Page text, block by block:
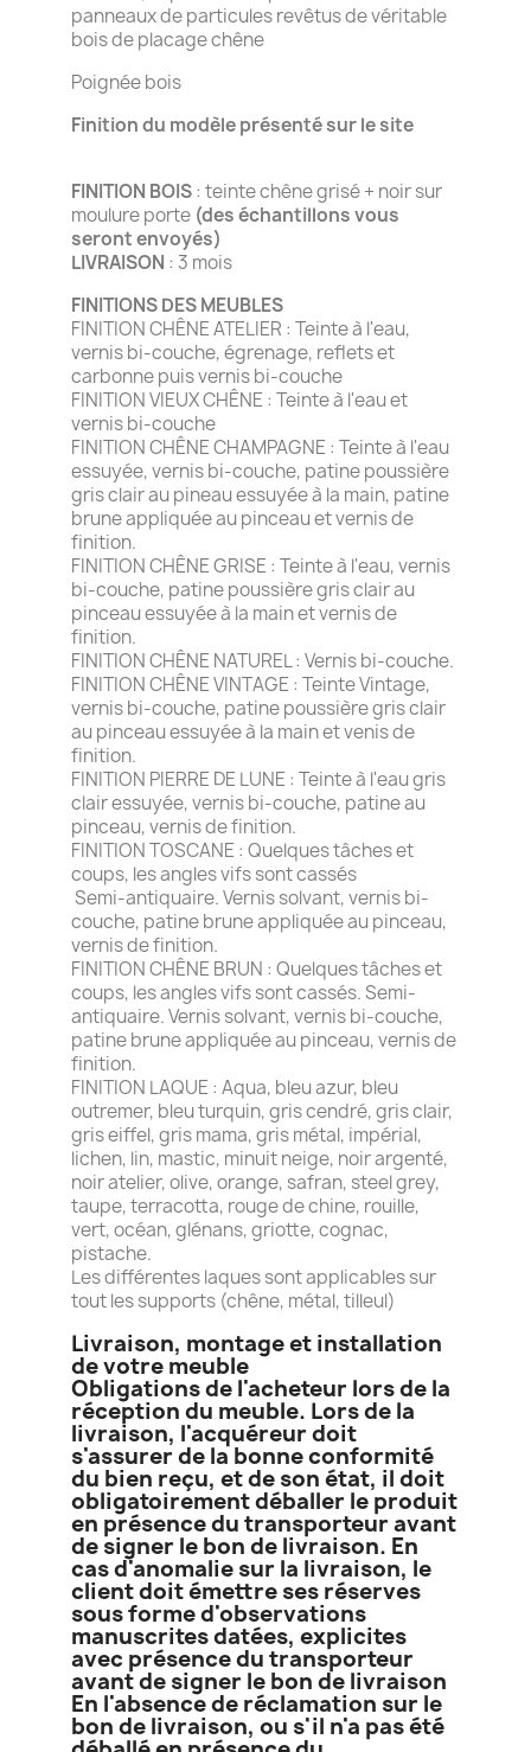
panneaux de particules revêtus de véritable
bois de placage chêne
Poignée bois
Finition du modèle présenté sur le site
FINITION BOIS: teinte chêne grisé + noir sur
moulure porte (des échantillons vous
seront envoyés)
LIVRAISON : 3 mois
FINITIONS DES MEUBLES
FINITION CHÊNE ATELIER : Teinte à l'eau,
vernis bi-couche, égrenage, reflets et
carbonne puis vernis bi-couche
FINITION VIEUX CHÊNE : Teinte à l'eau et
vernis bi-couche
FINITION CHÊNE CHAMPAGNE : Teinte à l'eau
essuyée, vernis bi-couche, patine poussière
gris clair au pineau essuyée à la main, patine
brune appliquée au pinceau et vernis de
finition.
FINITION CHÊNE GRISE : Teinte à l'eau, vernis
bi-couche, patine poussière gris clair au
pinceau essuyée à la main et vernis de
finition.
FINITION CHÊNE NATUREL : Vernis bi-couche.
FINITION CHÊNE VINTAGE : Teinte Vintage,
vernis bi-couche, patine poussière gris clair
au pinceau essuyée à la main et venis de
finition.
FINITION PIERRE DE LUNE : Teinte à l'eau gris
clair essuyée, vernis bi-couche, patine au
pinceau, vernis de finition.
FINITION TOSCANE : Quelques tâches et
coups, les angles vifs sont cassés
Semi-antiquaire. Vernis solvant, vernis bi-
couche, patine brune appliquée au pinceau,
vernis de finition.
FINITION CHÊNE BRUN : Quelques tâches et
coups, les angles vifs sont cassés. Semi-
antiquaire. Vernis solvant, vernis bi-couche,
patine brune appliquée au pinceau, vernis de
finition.
FINITION LAQUE : Aqua, bleu azur, bleu
outremer, bleu turquin, gris cendré, gris clair,
gris eiffel, gris mama, gris métal, impérial,
lichen, lin, mastic, minuit neige, noir argenté,
noir atelier, olive, orange, safran, steel grey,
taupe, terracotta, rouge de chine, rouille,
vert, océan, glénans, griotte, cognac,
pistache.
Les différentes laques sont applicables sur
tout les supports (chêne, métal, tilleul)
Livraison, montage et installation
de votre meuble
Obligations de l'acheteur lors de la
réception du meuble. Lors de la
livraison, l'acquéreur doit
s'assurer de la bonne conformité
du bien reçu, et de son état, il doit
obligatoirement déballer le produit
en présence du transporteur avant
de signer le bon de livraison. En
cas d'anomalie sur la livraison, le
client doit émettre ses réserves
sous forme d'observations
manuscrites datées, explicites
avec présence du transporteur
avant de signer le bon de livraison
En l'absence de réclamation sur le
bon de livraison, ou s'il n'a pas été